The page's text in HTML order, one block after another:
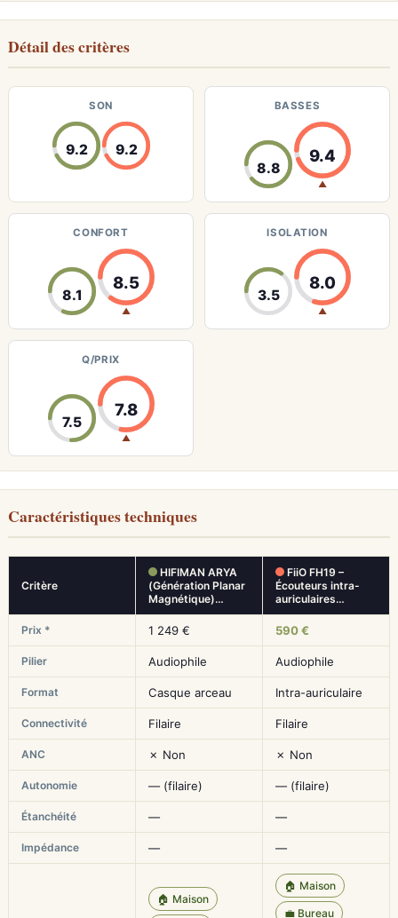
Détail des critères
SON
9.2 9.2
BASSES
8.8
9.4
▲
CONFORT
8.1
8.5
▲
ISOLATION
3.5
8.0
▲
Q/PRIX
7.5
7.8
▲
Caractéristiques techniques
Critère
HIFIMAN ARYA
(Génération Planar
Magnétique)…
FiiO FH19 –
Écouteurs intra-
auriculaires…
Prix * 1 249 € 590 €
Pilier Audiophile Audiophile
Format Casque arceau Intra-auriculaire
Connectivité Filaire Filaire
ANC ✗ Non ✗ Non
Autonomie — (filaire) — (filaire)
Étanchéité — —
Impédance — —
🏠 Maison
🏠 Maison
💼 Bureau